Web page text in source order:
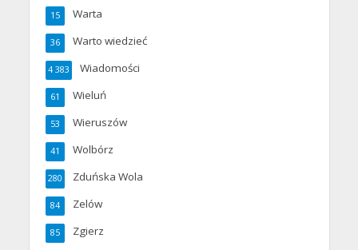
Warta
15
Warto wiedzieć
36
Wiadomości
4 383
Wieluń
61
Wieruszów
53
Wolbórz
41
Zduńska Wola
280
Zelów
84
Zgierz
85